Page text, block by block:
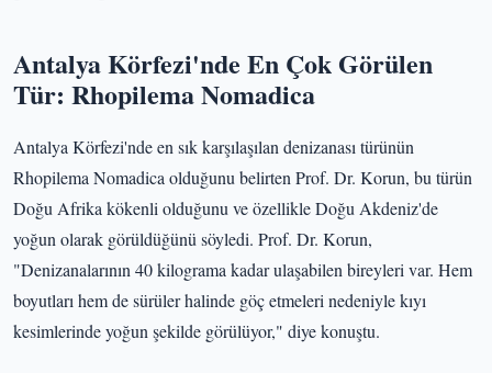
Antalya Körfezi'nde En Çok Görülen
Tür: Rhopilema Nomadica
Antalya Körfezi'nde en sık karşılaşılan denizanası türünün
Rhopilema Nomadica olduğunu belirten Prof. Dr. Korun, bu türün
Doğu Afrika kökenli olduğunu ve özellikle Doğu Akdeniz'de
yoğun olarak görüldüğünü söyledi. Prof. Dr. Korun,
"Denizanalarının 40 kilograma kadar ulaşabilen bireyleri var. Hem
boyutları hem de sürüler halinde göç etmeleri nedeniyle kıyı
kesimlerinde yoğun şekilde görülüyor," diye konuştu.